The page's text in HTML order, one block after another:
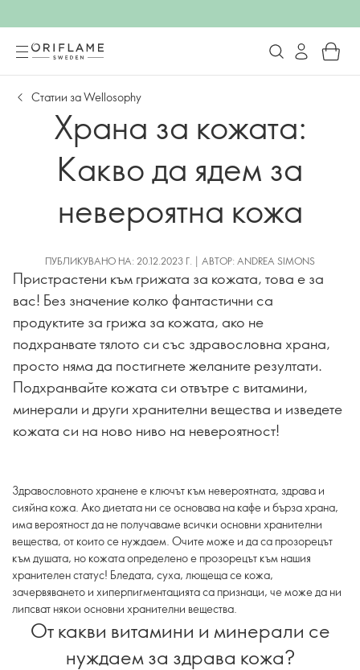
Статии за Wellosophy
Храна за кожата:
Какво да ядем за
невероятна кожа
ПУБЛИКУВАНО НА: 20.12.2023 Г. | АВТОР: ANDREA SIMONS
Пристрастени към грижата за кожата, това е за
вас! Без значение колко фантастични са
продуктите за грижа за кожата, ако не
подхранвате тялото си със здравословна храна,
просто няма да постигнете желаните резултати.
Подхранвайте кожата си отвътре с витамини,
минерали и други хранителни вещества и изведете
кожата си на ново ниво на невероятност!
Здравословното хранене е ключът към невероятната, здрава и
сияйна кожа. Ако диетата ни се основава на кафе и бърза храна,
има вероятност да не получаваме всички основни хранителни
вещества, от които се нуждаем. Очите може и да са прозорецът
към душата, но кожата определено е прозорецът към нашия
хранителен статус! Бледата, суха, лющеща се кожа,
зачервяването и хиперпигментацията са признаци, че може да ни
липсват някои основни хранителни вещества.
От какви витамини и минерали се
нуждаем за здрава кожа?